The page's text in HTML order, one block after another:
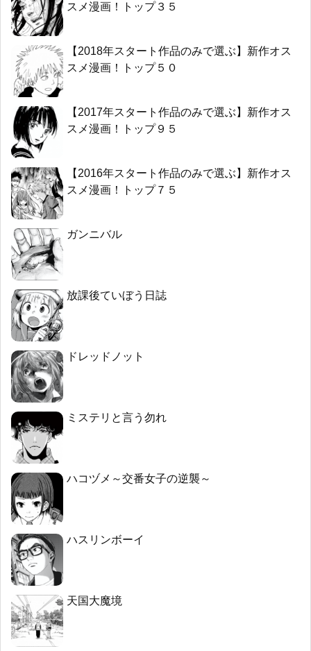
スメ漫画！トップ３５
【2018年スタート作品のみで選ぶ】新作オス
スメ漫画！トップ５０
【2017年スタート作品のみで選ぶ】新作オス
スメ漫画！トップ９５
【2016年スタート作品のみで選ぶ】新作オス
スメ漫画！トップ７５
ガンニバル
放課後ていぼう日誌
ドレッドノット
ミステリと言う勿れ
ハコヅメ～交番女子の逆襲～
ハスリンボーイ
天国大魔境